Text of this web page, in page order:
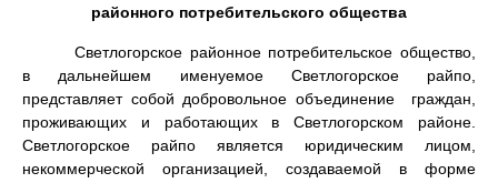
районного потребительского общества
Светлогорское районное потребительское общество,
в дальнейшем именуемое Светлогорское райпо,
представляет собой добровольное объединение граждан,
проживающих и работающих в Светлогорском районе.
Светлогорское райпо является юридическим лицом,
некоммерческой организацией, создаваемой в форме